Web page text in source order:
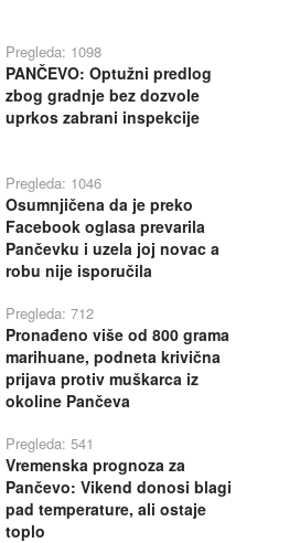
Pregleda: 1098
PANČEVO: Optužni predlog
zbog gradnje bez dozvole
uprkos zabrani inspekcije
Pregleda: 1046
Osumnjičena da je preko
Facebook oglasa prevarila
Pančevku i uzela joj novac a
robu nije isporučila
Pregleda: 712
Pronađeno više od 800 grama
marihuane, podneta krivična
prijava protiv muškarca iz
okoline Pančeva
Pregleda: 541
Vremenska prognoza za
Pančevo: Vikend donosi blagi
pad temperature, ali ostaje
toplo